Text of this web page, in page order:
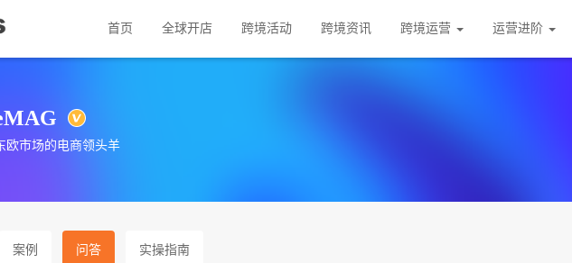
首页 全球开店 跨境活动 跨境资讯 跨境运营 运营进阶
欧市场的电商领头羊
案例 问答 实操指南